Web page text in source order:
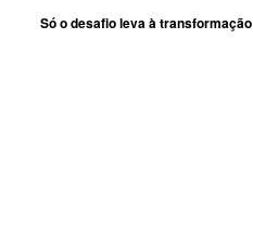
Só o desafio leva à transformação